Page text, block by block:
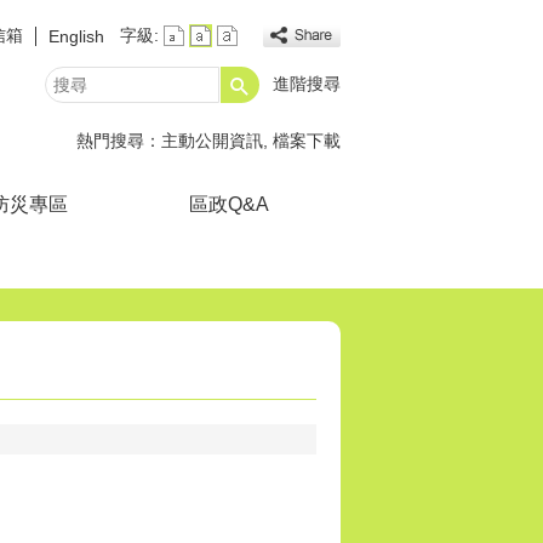
箱 English 字級:
搜
進階搜尋
熱門搜尋： 主動公開資訊 檔案下載
災專區 區政Q&A